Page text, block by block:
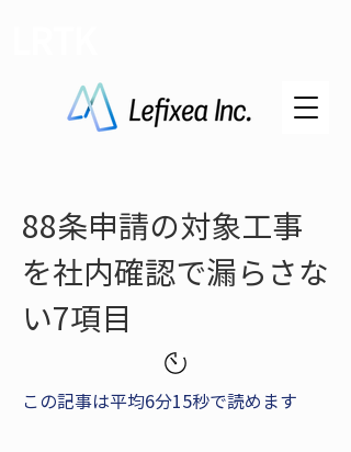
88条申請の対象工事
を社内確認で漏らさな
い7項目
この記事は平均6分15秒で読めます